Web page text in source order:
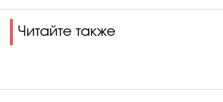
Читайте также